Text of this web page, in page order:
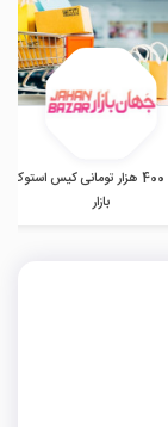
کد تخفیف 400 هزار تومانی کیس
بازار